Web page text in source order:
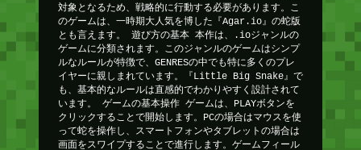
対象となるため、戦略的に行動する必要があります。こ
のゲームは、一時期大人気を博した『Agar.io』の蛇版
とも言えます。 遊び方の基本 本作は、.ioジャンルの
ゲームに分類されます。このジャンルのゲームはシンプ
ルなルールが特徴で、GENRESの中でも特に多くのプレ
イヤーに親しまれています。『Little Big Snake』で
も、基本的なルールは直感的でわかりやすく設計されて
います。 ゲームの基本操作 ゲームは、PLAYボタンを
クリックすることで開始します。PCの場合はマウスを使
って蛇を操作し、スマートフォンやタブレットの場合は
画面をスワイプすることで進行します。ゲームフィール